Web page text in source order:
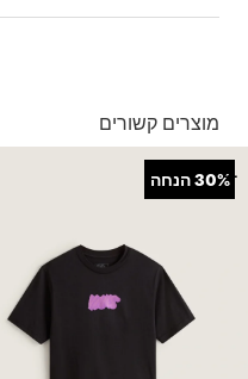
מכנס עם שרוך להתאמה
*ייתכנו עיכובים בעקבות עומסים
*בכפוף לתנאי המשלוחים
החזרות והחלפות
באמצעות שליח עד הבית ללא
*בכפוף ל
תנאי ההחזרות
מוצרים קשורים
+
30%הנחה